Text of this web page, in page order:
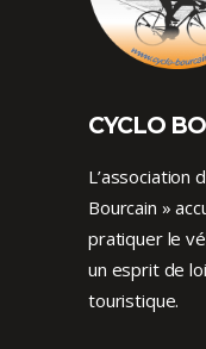
CYCLO
L’association
Bourcain »
pratiquer le
un esprit de
touristique.